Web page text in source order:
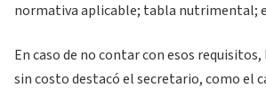
normativa aplicable; tabla nutrimental;
En caso de no contar con esos
sin costo destacó el secretario, como el